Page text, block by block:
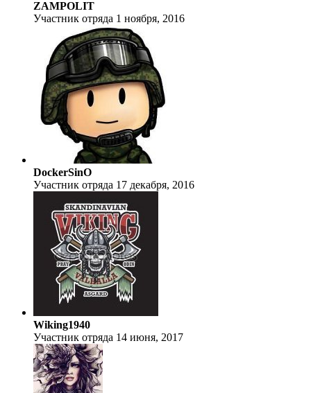
ZAMPOLIT
Участник отряда 1 ноября, 2016
DockerSinO
Участник отряда 17 декабря, 2016
Wiking1940
Участник отряда 14 июня, 2017